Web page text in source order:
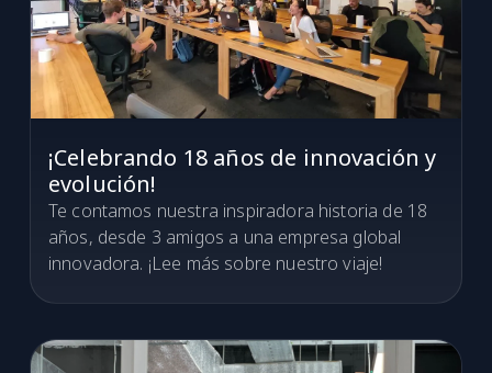
¡Celebrando 18 años de innovación y
evolución!
Te contamos nuestra inspiradora historia de 18
años, desde 3 amigos a una empresa global
innovadora. ¡Lee más sobre nuestro viaje!